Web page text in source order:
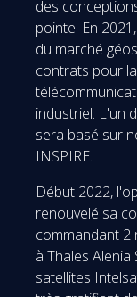
des
pointe. En
du marché
contrats pour
industriel. L'un
sera basé sur
INSPIRE.
Début 2022,
renouvelé sa
commandant 2
à Thales Alenia
satellites